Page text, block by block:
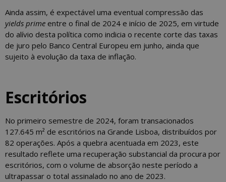
Ainda assim, é expectável uma eventual compressão das
yields prime entre o final de 2024 e início de 2025, em virtude
do alívio desta política como indicia o recente corte das taxas
de juro pelo Banco Central Europeu em junho, ainda que
sujeito à evolução da taxa de inflação.
Escritórios
No primeiro semestre de 2024, foram transacionados
127.645 m² de escritórios na Grande Lisboa, distribuídos por
82 operações. Após a quebra acentuada em 2023, este
resultado reflete uma recuperação substancial da procura por
escritórios, com o volume de absorção neste período a
ultrapassar o total assinalado no ano de 2023.